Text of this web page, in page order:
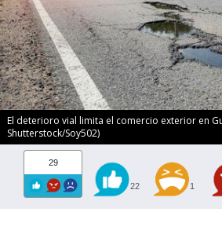
El deterioro vial limita el comercio exterior en
Shutterstock/Soy502)
29
22 1